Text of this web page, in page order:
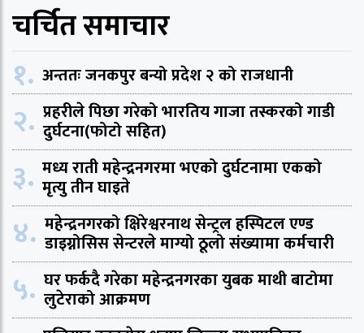
चर्चित समाचार
१. अन्ततः जनकपुर बन्यो प्रदेश २ को राजधानी
२. प्रहरीले पिछा गरेको भारतिय गाजा तस्करको गाडी
दुर्घटना(फोटो सहित)
३. मध्य राती महेन्द्रनगरमा भएको दुर्घटनामा एकको
मृत्यु तीन घाइते
४. महेन्द्रनगरको क्षिरेश्वरनाथ सेन्ट्रल हस्पिटल एण्ड
डाइग्नोसिस सेन्टरले माग्यो ठूलो संख्यामा कर्मचारी
५. घर फर्कदै गरेका महेन्द्रनगरका युबक माथी बाटोमा
लुटेराको आक्रमण